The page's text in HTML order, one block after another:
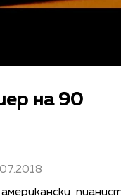
на 90